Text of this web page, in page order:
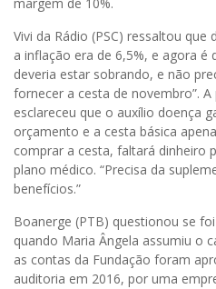
Vivi da Rádio (PSC) ressaltou
a inflação era de 6,5%, e agora é
deveria estar sobrando, e não
fornecer a cesta de novembro”.
esclareceu que o auxílio doença
orçamento e a cesta básica
comprar a cesta, faltará dinheiro
plano médico. “Precisa da
benefícios.”
Boanerge (PTB) questionou se
quando Maria Ângela assumiu o
as contas da Fundação foram
auditoria em 2016, por uma